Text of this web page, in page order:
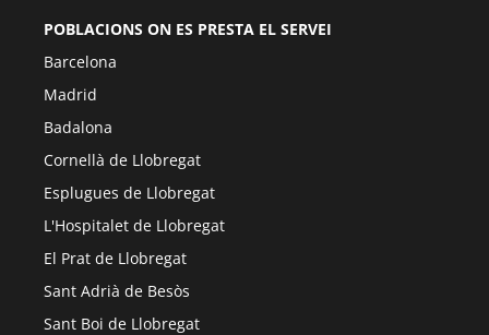
POBLACIONS ON ES PRESTA EL SERVEI
Barcelona
Madrid
Badalona
Cornellà de Llobregat
Esplugues de Llobregat
L'Hospitalet de Llobregat
El Prat de Llobregat
Sant Adrià de Besòs
Sant Boi de Llobregat